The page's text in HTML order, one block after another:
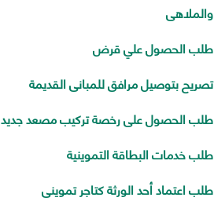
والملاهى
طلب الحصول علي قرض
تصريح بتوصيل مرافق للمبانى القديمة
طلب الحصول على رخصة تركيب مصعد جديد
طلب خدمات البطاقة التموينية
طلب اعتماد أحد الورثة كتاجر تموينى